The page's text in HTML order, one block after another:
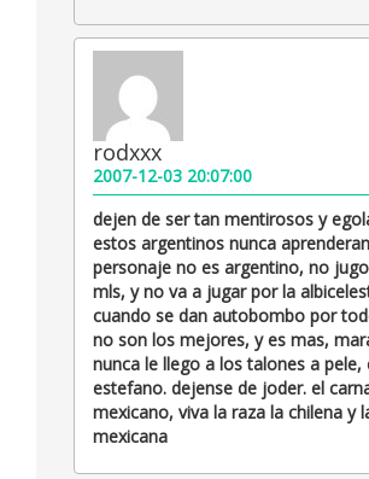
rodxxx
2007-12-03 20:07:00
dejen de ser tan mentirosos y
estos argentinos nunca
personaje no es argentino, no
mls, y no va a jugar por la
cuando se dan autobombo por
no son los mejores, y es mas,
nunca le llego a los talones a pele,
estefano. dejense de joder. el
mexicano, viva la raza la chilena y
mexicana